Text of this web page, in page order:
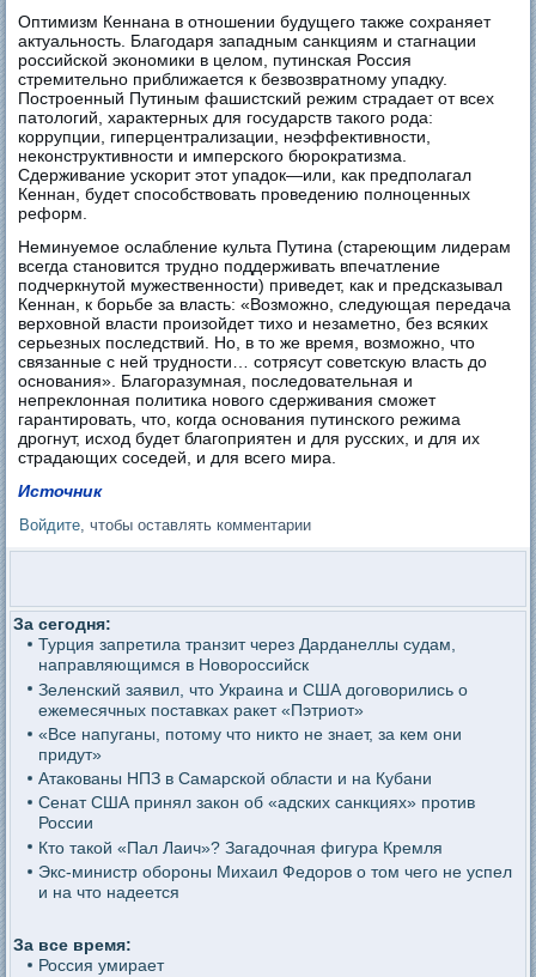
Оптимизм Кеннана в отношении будущего также сохраняет
актуальность. Благодаря западным санкциям и стагнации
российской экономики в целом, путинская Россия
стремительно приближается к безвозвратному упадку.
Построенный Путиным фашистский режим страдает от всех
патологий, характерных для государств такого рода:
коррупции, гиперцентрализации, неэффективности,
неконструктивности и имперского бюрократизма.
Сдерживание ускорит этот упадок—или, как предполагал
Кеннан, будет способствовать проведению полноценных
реформ.
Неминуемое ослабление культа Путина (стареющим лидерам
всегда становится трудно поддерживать впечатление
подчеркнутой мужественности) приведет, как и предсказывал
Кеннан, к борьбе за власть: «Возможно, следующая передача
верховной власти произойдет тихо и незаметно, без всяких
серьезных последствий. Но, в то же время, возможно, что
связанные с ней трудности… сотрясут советскую власть до
основания». Благоразумная, последовательная и
непреклонная политика нового сдерживания сможет
гарантировать, что, когда основания путинского режима
дрогнут, исход будет благоприятен и для русских, и для их
страдающих соседей, и для всего мира.
Источник
Войдите, чтобы оставлять комментарии
За сегодня:
Турция запретила транзит через Дарданеллы судам,
направляющимся в Новороссийск
Зеленский заявил, что Украина и США договорились о
ежемесячных поставках ракет «Пэтриот»
«Все напуганы, потому что никто не знает, за кем они
придут»
Атакованы НПЗ в Самарской области и на Кубани
Сенат США принял закон об «адских санкциях» против
России
Кто такой «Пал Лаич»? Загадочная фигура Кремля
Экс-министр обороны Михаил Федоров о том чего не успел
и на что надеется
За все время:
Россия умирает